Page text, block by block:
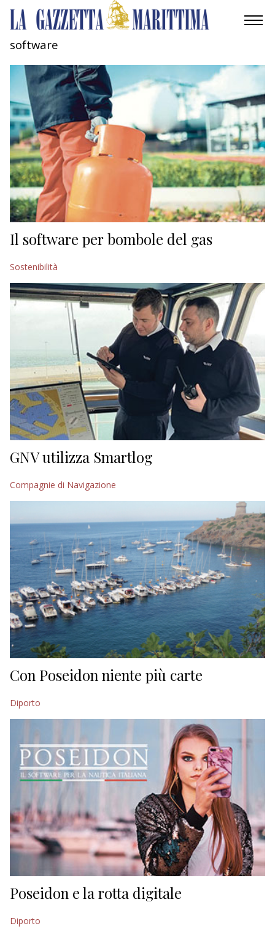
MOBILITÀ
INDUSTRIA
RICERCA
ECONOMIA
TURISMO
CULTURA
NAUTICA
EDITORIALI
software
Il software per bombole del gas
Sostenibilità
GNV utilizza Smartlog
Compagnie di Navigazione
Con Poseidon niente più carte
Diporto
Poseidon e la rotta digitale
Diporto